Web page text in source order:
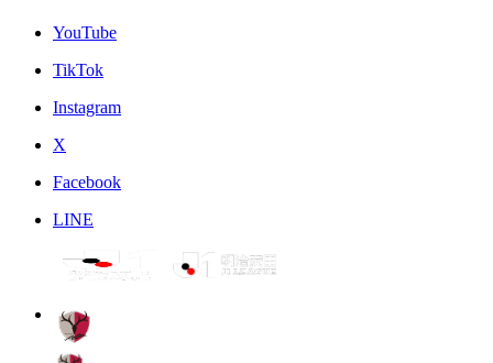
YouTube
TikTok
Instagram
X
Facebook
LINE